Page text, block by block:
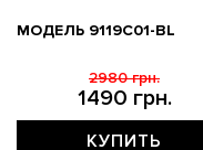
МОДЕЛЬ 9119С01-BL
1490 грн.
2980 грн.
КУПИТЬ